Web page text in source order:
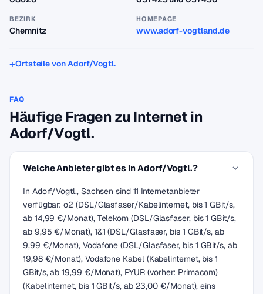
BEZIRK
Chemnitz
HOMEPAGE
www.adorf-vogtland.de
Ortsteile von Adorf/Vogtl.
FAQ
Häufige Fragen zu Internet in
Adorf/Vogtl.
Welche Anbieter gibt es in Adorf/Vogtl.?
In Adorf/Vogtl., Sachsen sind 11 Internetanbieter
verfügbar: o2 (DSL/Glasfaser/Kabelinternet, bis 1 GBit/s,
ab 14,99 €/Monat), Telekom (DSL/Glasfaser, bis 1 GBit/s,
ab 9,95 €/Monat), 1&1 (DSL/Glasfaser, bis 1 GBit/s, ab
9,99 €/Monat), Vodafone (DSL/Glasfaser, bis 1 GBit/s, ab
19,98 €/Monat), Vodafone Kabel (Kabelinternet, bis 1
GBit/s, ab 19,99 €/Monat), PYUR (vorher: Primacom)
(Kabelinternet, bis 1 GBit/s, ab 23,00 €/Monat), eins